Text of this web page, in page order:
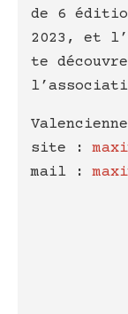
de 6
2023, et
te
site :
mail :